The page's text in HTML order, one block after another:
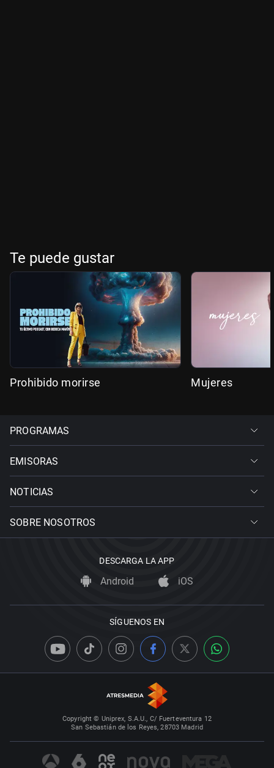
Te puede gustar
Prohibido morirse Mujeres
PROGRAMAS
EMISORAS
NOTICIAS
SOBRE NOSOTROS
DESCARGA LA APP
Android iOS
SÍGUENOS EN
Copyright © Uniprex, S.A.U., C/ Fuerteventura 12
San Sebastián de los Reyes, 28703 Madrid